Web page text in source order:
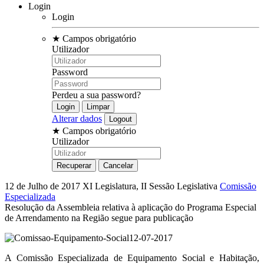
Login
Login
★ Campos obrigatório
Utilizador
Password
Perdeu a sua password?
Alterar dados
★ Campos obrigatório
Utilizador
12 de Julho de 2017 XI Legislatura, II Sessão Legislativa Comissão
Especializada
Resolução da Assembleia relativa à aplicação do Programa Especial
de Arrendamento na Região segue para publicação
A Comissão Especializada de Equipamento Social e Habitação,